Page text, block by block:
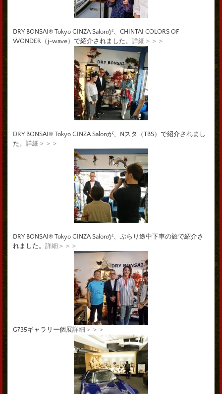
DRY BONSAI® Tokyo GINZA Salonが、CHINTAI COLORS OF
WONDER（j-wave）で紹介されました。 詳細＞＞＞
DRY BONSAI® Tokyo GINZA Salonが、Nスタ（TBS）で紹介されまし
た。 詳細＞＞＞
DRY BONSAI® Tokyo GINZA Salonが、ぶらり途中下車の旅で紹介さ
れました。 詳細＞＞＞
G735ギャラリー個展詳細＞＞＞